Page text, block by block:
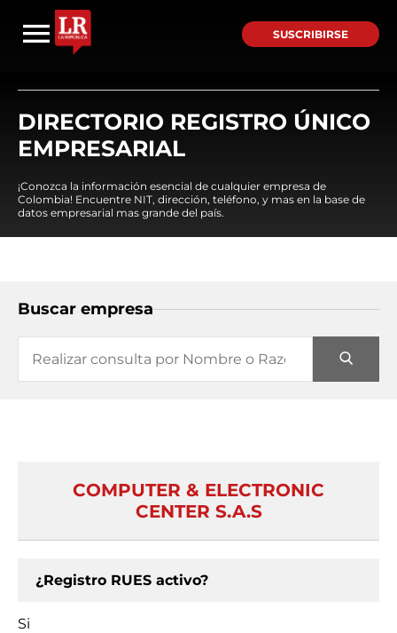
SUSCRIBIRSE
DIRECTORIO REGISTRO ÚNICO
EMPRESARIAL
¡Conozca la información esencial de cualquier empresa de
Colombia! Encuentre NIT, dirección, teléfono, y mas en la base de
datos empresarial mas grande del país.
Buscar empresa
COMPUTER & ELECTRONIC
CENTER S.A.S
¿Registro RUES activo?
Si